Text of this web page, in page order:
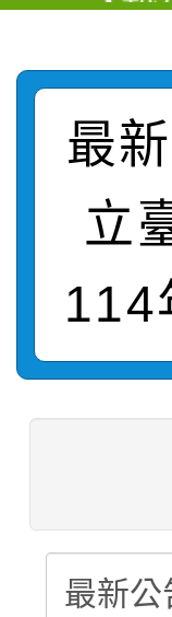
結果
9月
1次
函轉
推動
計
權
桃園
【
學
結
【
學
【
結
結果
學年
【甄
最
立
114